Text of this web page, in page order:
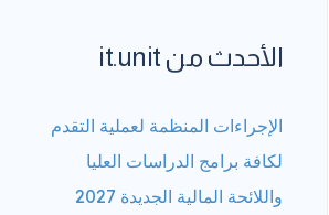
الأحدث من it.unit
الإجراءات المنظمة لعملية التقدم
لكافة برامج الدراسات العليا
واللائحة المالية الجديدة 2027